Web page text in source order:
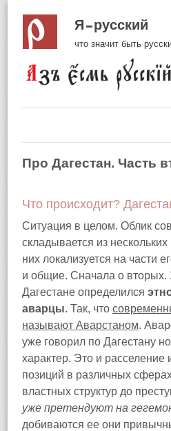
Я русский
что значит быть
Про Дагестан. Часть
Что происходит?
Ситуация в целом. Облик
складывается из
них локализуется на части
и общие. Сначала о вторых.
Дагестане определился
аварцы. Так, что
называют Аварстаном.
уже говорил по Дагестану
характер. Это и
позиций в различных
властных структур до
уже претендуют на
добиваются ее они